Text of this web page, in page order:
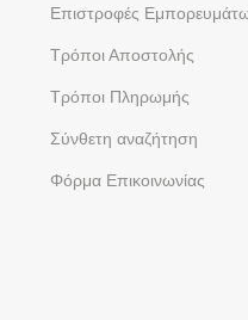
Επιστροφές
Τρόποι Αποστολής
Τρόποι Πληρωμής
Σύνθετη αναζήτηση
Φόρμα Eπικοινωνίας